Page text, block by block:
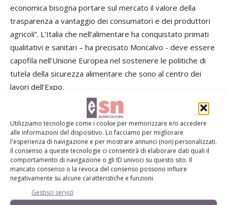
Utilizziamo tecnologie come i cookie per memorizzare e/o accedere
alle informazioni del dispositivo. Lo facciamo per migliorare
l'esperienza di navigazione e per mostrare annunci (non) personalizzati.
Il consenso a queste tecnologie ci consentirà di elaborare dati quali il
comportamento di navigazione o gli ID univoci su questo sito. Il
mancato consenso o la revoca del consenso possono influire
negativamente su alcune caratteristiche e funzioni.
Gestisci servizi
economica bisogna portare sul mercato il valore della
trasparenza a vantaggio dei consumatori e dei produttori
agricoli”. L’Italia che nell’alimentare ha conquistato primati
qualitativi e sanitari – ha precisato Moncalvo - deve essere
capofila nell’Unione Europea nel sostenere le politiche di
tutela della sicurezza alimentare che sono al centro dei
lavori dell’Expo.
Confagricoltura Brescia: una misura chiesta da tempo
“Dopo tanta attesa – ha affermato il presidente dell’Unione
Agricoltori di Brescia, Francesco Martinoni – la nuova norma
permetterà di conoscere l’origine e la provenienza delle
carni. Si tratta di una misura che richiedevamo da tempo,
indispensabile per mettere il consumatore nelle condizioni